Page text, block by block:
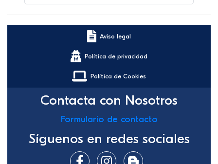
Aviso legal
Política de privacidad
Política de Cookies
Contacta con Nosotros
Formulario de contacto
Síguenos en redes sociales